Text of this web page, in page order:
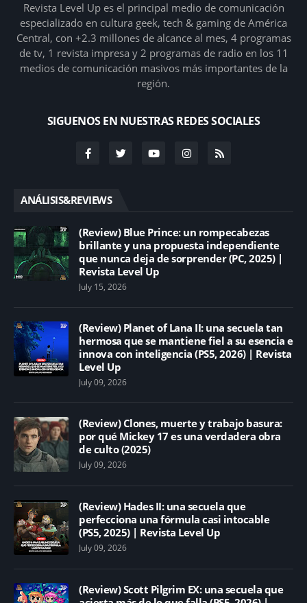
Revista Level Up es el principal medio de comunicación
especializado en cultura geek, tech & gaming de América
Central, con +2.3 millones de alcance al mes, 4 programas
de tv, 1 revista impresa y 2 programas de radio en los 11
medios de comunicación masivos más importantes de la
región.
SIGUENOS EN NUESTRAS REDES SOCIALES
ANÁLISIS&REVIEWS
(Review) Blue Prince: un rompecabezas
brillante y una propuesta independiente
que nunca deja de sorprender (PC, 2025) |
Revista Level Up
July 15, 2026
(Review) Planet of Lana II: una secuela tan
hermosa que se mantiene fiel a su esencia e
innova con inteligencia (PS5, 2026) | Revista
Level Up
July 09, 2026
(Review) Clones, muerte y trabajo basura:
por qué Mickey 17 es una verdadera obra
de culto (2025)
July 09, 2026
(Review) Hades II: una secuela que
perfecciona una fórmula casi intocable
(PS5, 2025) | Revista Level Up
July 09, 2026
(Review) Scott Pilgrim EX: una secuela que